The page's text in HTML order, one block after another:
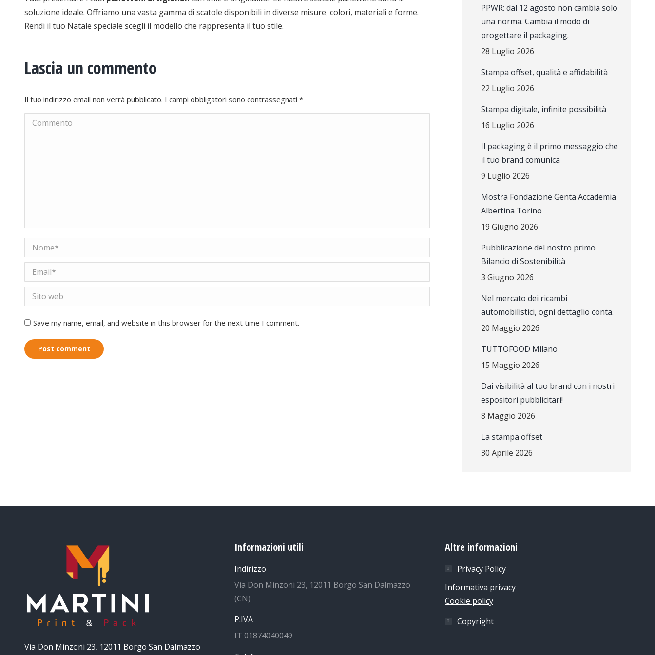
soluzione ideale. Offriamo una vasta gamma di scatole disponibili in diverse misure, colori, materiali e forme.
Rendi il tuo Natale speciale scegli il modello che rappresenta il tuo stile.
Lascia un commento
Il tuo indirizzo email non verrà pubblicato. I campi obbligatori sono contrassegnati *
Commento
Nome *
Email *
Sito web
Save my name, email, and website in this browser for the next time I comment.
Post comment
PPWR: dal 12 agosto non cambia solo
una norma. Cambia il modo di
progettare il packaging.
28 Luglio 2026
Stampa offset, qualità e affidabilità
22 Luglio 2026
Stampa digitale, infinite possibilità
16 Luglio 2026
Il packaging è il primo messaggio che
il tuo brand comunica
9 Luglio 2026
Mostra Fondazione Genta Accademia
Albertina Torino
19 Giugno 2026
Pubblicazione del nostro primo
Bilancio di Sostenibilità
3 Giugno 2026
Nel mercato dei ricambi
automobilistici, ogni dettaglio conta.
20 Maggio 2026
TUTTOFOOD Milano
15 Maggio 2026
Dai visibilità al tuo brand con i nostri
espositori pubblicitari!
8 Maggio 2026
La stampa offset
30 Aprile 2026
Via Don Minzoni 23, 12011 Borgo San Dalmazzo
Informazioni utili
Indirizzo
Via Don Minzoni 23, 12011 Borgo San Dalmazzo
(CN)
P.IVA
IT 01874040049
Altre informazioni
Privacy Policy
Informativa privacy
Cookie policy
Copyright